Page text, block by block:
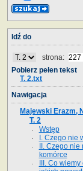
Idź do
strona:
Pobierz pełen tekst
T. 2.txt
Nawigacja
Majewski Erazm,
T. 2
Wstęp
I. Czego nie
II. Czego
komórce
III. Co